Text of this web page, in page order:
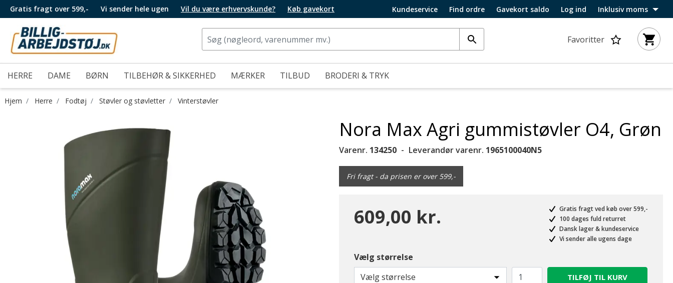
Gratis fragt over 599,- Vi sender hele ugen Vil du være erhvervskunde? Køb gavekort Kundeservice Find ordre Gavekort saldo Log ind Inklusiv moms
Favoritter
HERRE DAME BØRN TILBEHØR & SIKKERHED MÆRKER TILBUD BRODERI & TRYK
Hjem Herre Fodtøj Støvler og støvletter Vinterstøvler
Nora Max Agri gummistøvler O4, Grøn
Varenr. 134250 Leverandør varenr. 1965100040N5
Fri fragt - da prisen er over 599,-
609,00 kr.
Gratis fragt ved køb over 599,-
100 dages fuld returret
Dansk lager & kundeservice
Vi sender alle ugens dage
Vælg størrelse
Vælg størrelse
TILFØJ TIL KURV